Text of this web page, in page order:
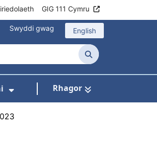
GIG 111 Cymru
Swyddi gwag English
Chwilio
Rhagor